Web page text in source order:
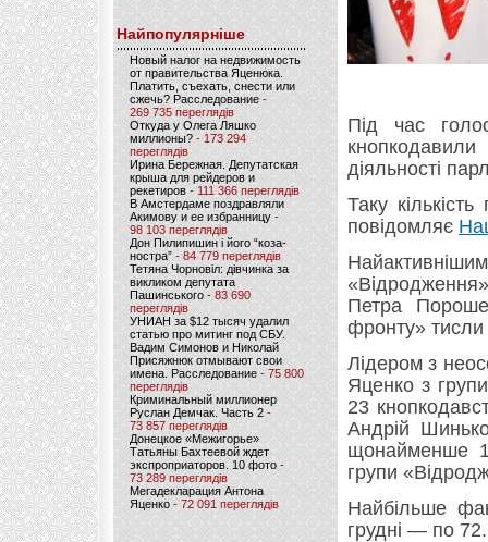
Найпопулярніше
Новый налог на недвижимость
от правительства Яценюка.
Платить, съехать, снести или
сжечь? Расследование-
269 735 переглядів
Откуда у Олега Ляшко
миллионы? - 173 294
переглядів
Ирина Бережная. Депутатская
крыша для рейдеров и
рекетиров - 111 366 переглядів
В Амстердаме поздравляли
Акимову и ее избранницу -
98 103 переглядів
Дон Пилипишин і його “коза-
ностра” - 84 779 переглядів
Тетяна Чорновіл: дівчинка за
викликом депутата
Пашинського- 83 690
переглядів
УНИАН за $12 тысяч удалил
статью про митинг под СБУ.
Вадим Симонов и Николай
Присяжнюк отмывают свои
имена. Расследование - 75 800
переглядів
Криминальный миллионер
Руслан Демчак. Часть 2-
73 857 переглядів
Донецкое «Межигорье»
Татьяны Бахтеевой ждет
экспроприаторов. 10 фото -
73 289 переглядів
Мегадекларация Антона
Яценко - 72 091 переглядів
Під час
діяльності
Таку
повідомляє
Петра
фронту»
Лідером з
Яценко з
23
Андрій
щонайменше
групи
Найбільше
грудні — по 72.